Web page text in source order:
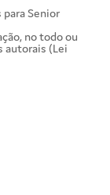
Senior
no todo ou
autorais (Lei